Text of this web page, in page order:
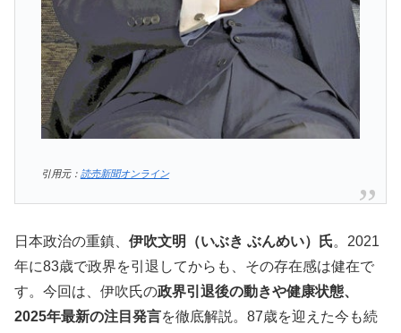
引用元： 読売新聞オンライン
日本政治の重鎮、 伊吹文明（いぶき ぶんめい）氏。2021
年に83歳で政界を引退してからも、その存在感は健在で
す。今回は、伊吹氏の政界引退後の動きや健康状態、
2025年最新の注目発言を徹底解説。87歳を迎えた今も続